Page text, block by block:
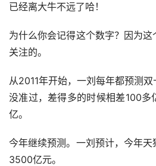
已经离大牛不远了哈！
为什么你会记得这个数字？因为
关注的。
从2011年开始，一刘每年都预测
没准过，差得多的时候相差100多
亿。
今年继续预测。一刘预计，今年
3500亿元。